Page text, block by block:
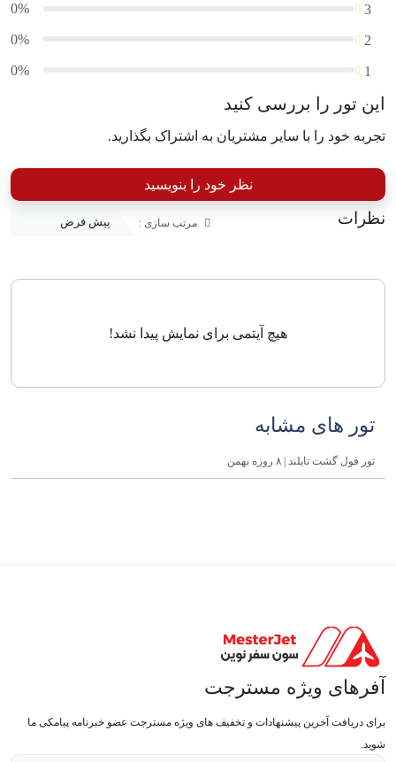
3
0%
2
0%
1
0%
این تور را بررسی کنید
تجربه خود را با سایر مشتریان به اشتراک بگذارید.
نظر خود را بنویسید
نظرات مرتب سازی :
هیچ آیتمی برای نمایش پیدا نشد!
تور های مشابه
تور فول گشت تایلند | ۸ روزه بهمن
آفرهای ویژه مسترجت
برای دریافت آخرین پیشنهادات و تخفیف های ویژه مسترجت عضو خبرنامه پیامکی ما
شوید.